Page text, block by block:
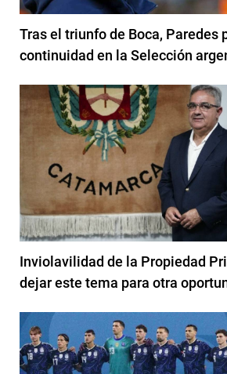
Tras el triunfo de Boca, Paredes
continuidad en la Selección
Inviolavilidad de la Propiedad
dejar este tema para otra